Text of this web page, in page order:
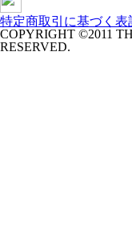
特定商取引に基づく表
COPYRIGHT ©2011
RESERVED.